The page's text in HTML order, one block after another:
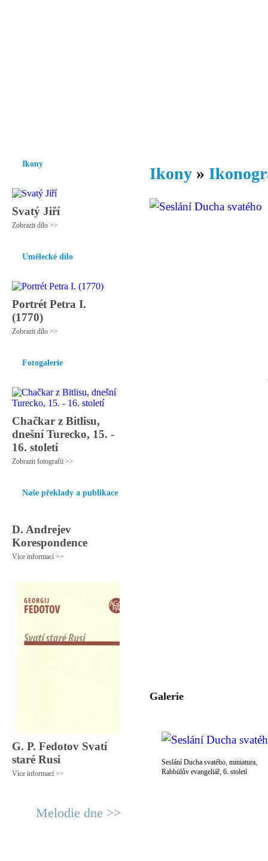
Ikony
Svatý Jiří
Zobrazit dílo >>
Umělecké dílo
Portrét Petra I.
(1770)
Zobrazit dílo >>
Fotogalerie
Chačkar z Bitlisu,
dnešní Turecko, 15. -
16. století
Zobrazit fotografii >>
Naše překlady a publikace
D. Andrejev
Korespondence
Více informací >>
G. P. Fedotov Svatí
staré Rusi
Více informací >>
Melodie dne >>
Ikony »
Galerie
Seslání Ducha svatého, miniatura,
Rabbúlův evangeliář, 6. století